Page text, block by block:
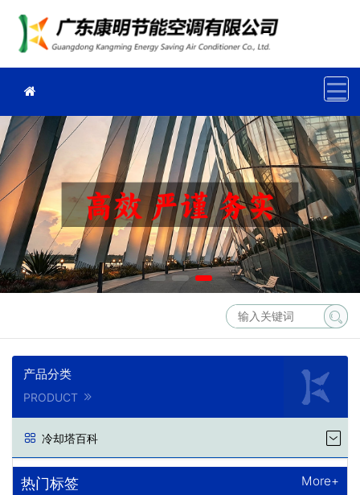
产品分类
PRODUCT
冷却塔百科
热门标签 More+